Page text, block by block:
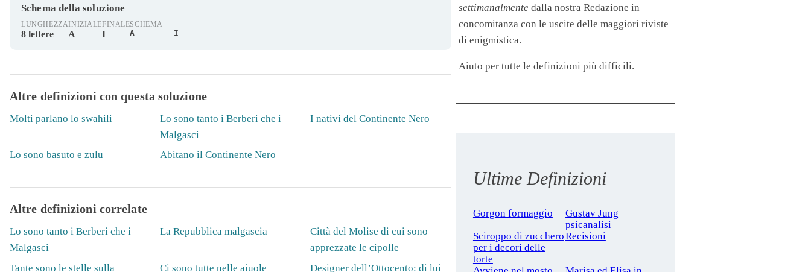
Schema della soluzione
LUNGHEZZA
8 lettere
INIZIALE
A
FINALE
I
SCHEMA
A______I
Altre definizioni con questa soluzione
Molti parlano lo swahili
Lo sono tanto i Berberi che i
Malgasci
I nativi del Continente Nero
Lo sono basuto e zulu Abitano il Continente Nero
Altre definizioni correlate
Lo sono tanto i Berberi che i
Malgasci
La Repubblica malgascia
Città del Molise di cui sono
apprezzate le cipolle
Tante sono le stelle sulla
Ci sono tutte nelle aiuole
Designer dell’Ottocento: di lui
settimanalmente dalla nostra Redazione in
concomitanza con le uscite delle maggiori riviste
di enigmistica.
Aiuto per tutte le definizioni più difficili.
Ultime Definizioni
Gorgon formaggio
Gustav Jung
psicanalisi
Sciroppo di zucchero
per i decori delle
torte
Recisioni